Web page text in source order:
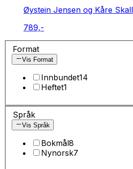
Øystein Jensen og Kåre
789,-
Format
Vis Format
Innbundet14
Heftet1
Språk
Vis Språk
Bokmål8
Nynorsk7